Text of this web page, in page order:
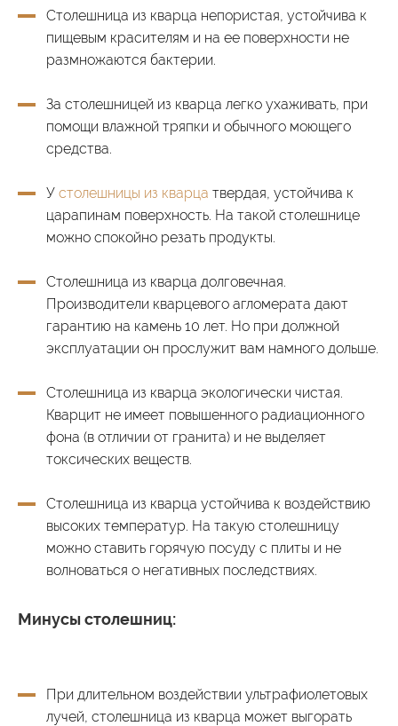
Столешница из кварца непористая, устойчива к
пищевым красителям и на ее поверхности не
размножаются бактерии.
За столешницей из кварца легко ухаживать, при
помощи влажной тряпки и обычного моющего
средства.
У столешницы из кварца твердая, устойчива к
царапинам поверхность. На такой столешнице
можно спокойно резать продукты.
Столешница из кварца долговечная.
Производители кварцевого агломерата дают
гарантию на камень 10 лет. Но при должной
эксплуатации он прослужит вам намного дольше.
Столешница из кварца экологически чистая.
Кварцит не имеет повышенного радиационного
фона (в отличии от гранита) и не выделяет
токсических веществ.
Столешница из кварца устойчива к воздействию
высоких температур. На такую столешницу
можно ставить горячую посуду с плиты и не
волноваться о негативных последствиях.
Минусы столешниц:
При длительном воздействии ультрафиолетовых
лучей, столешница из кварца может выгорать